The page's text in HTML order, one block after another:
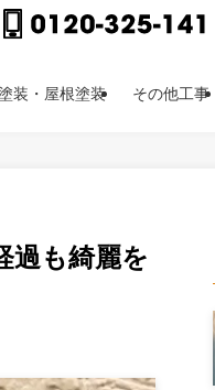
修理他
装・屋根塗装 その他工事
過も綺麗を